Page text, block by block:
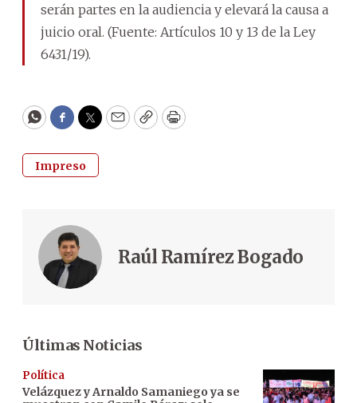
serán partes en la audiencia y elevará la causa a
juicio oral. (Fuente: Artículos 10 y 13 de la Ley
6431/19).
WhatsApp
Facebook
Twitter
EmailCopyPrint
Impreso
Raúl Ramírez Bogado
Últimas Noticias
Política
Velázquez y Arnaldo Samaniego ya se